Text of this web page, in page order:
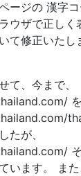
ージの 漢字
ウザで正し
て修正いた
て、今まで、
を
たが、
そ
います。 ま